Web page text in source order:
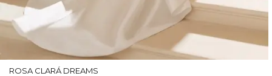
ROSA CLARÁ DREAMS